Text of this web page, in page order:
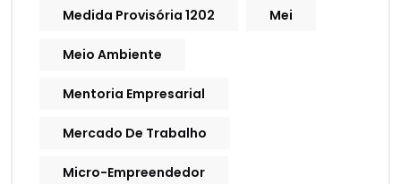
Medida Provisória 1202 Mei
Meio Ambiente
Mentoria Empresarial
Mercado De Trabalho
Micro-Empreendedor